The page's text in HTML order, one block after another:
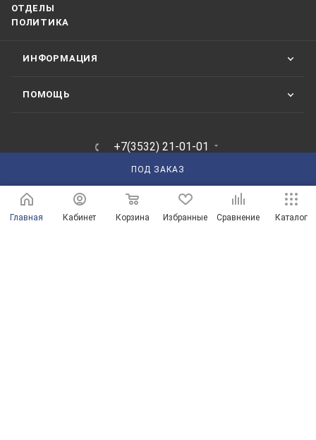
ПОД ЗАКАЗ
ОТДЕЛЫ
ПОЛИТИКА
ИНФОРМАЦИЯ
ПОМОЩЬ
+7(3532) 21-01-01
ЗАКАЗАТЬ ЗВОНОК
210101@mail.ru
г. Оренбург, пр-д Автоматики, 8 "А"
Главная Кабинет Корзина Избранные Сравнение Каталог